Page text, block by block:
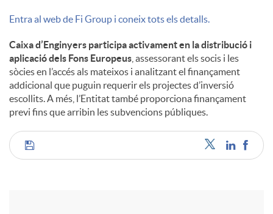
Entra al web de Fi Group i coneix tots els detalls.
Caixa d’Enginyers participa activament en la distribució i
aplicació dels Fons Europeus , assessorant els socis i les
sòcies en l’accés als mateixos i analitzant el finançament
addicional que puguin requerir els projectes d’inversió
escollits. A més, l’Entitat també proporciona finançament
previ fins que arribin les subvencions públiques.
C